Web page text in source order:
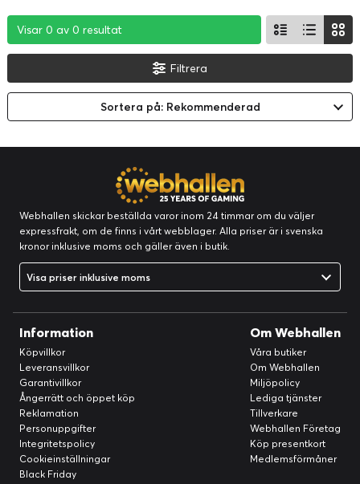
Visar 0 av 0 resultat
Visar 0 av 0 resultat
Visar 0 av 0 resultat
Filtrera
Sortera på: Rekommenderad
Webhallen skickar beställda varor inom 24 timmar om du väljer
expressfrakt, om de finns i vårt webblager. Alla priser är i svenska
kronor inklusive moms och gäller även i butik.
Visa priser inklusive moms
Information
Köpvillkor
Leveransvillkor
Garantivillkor
Ångerrätt och öppet köp
Reklamation
Personuppgifter
Integritetspolicy
Cookieinställningar
Black Friday
Om Webhallen
Våra butiker
Om Webhallen
Miljöpolicy
Lediga tjänster
Tillverkare
Webhallen Företag
Köp presentkort
Medlemsförmåner